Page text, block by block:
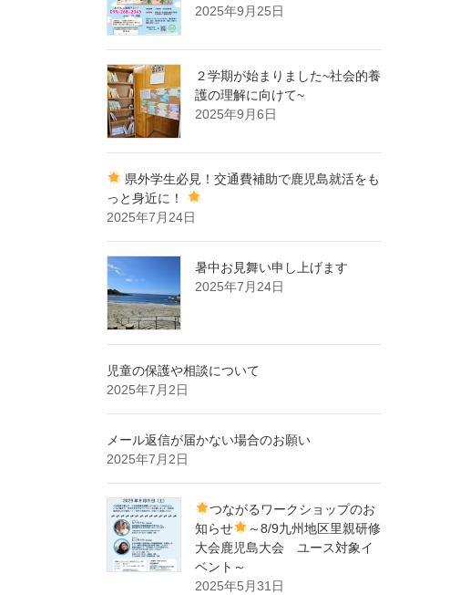
2025年9月25日
２学期が始まりました~社会的養
護の理解に向けて~
2025年9月6日
県外学生必見！交通費補助で鹿児島就活をも
っと身近に！
2025年7月24日
暑中お見舞い申し上げます
2025年7月24日
児童の保護や相談について
2025年7月2日
メール返信が届かない場合のお願い
2025年7月2日
つながるワークショップのお
知らせ
～8/9九州地区里親研修
大会鹿児島大会 ユース対象イ
ベント～
2025年5月31日